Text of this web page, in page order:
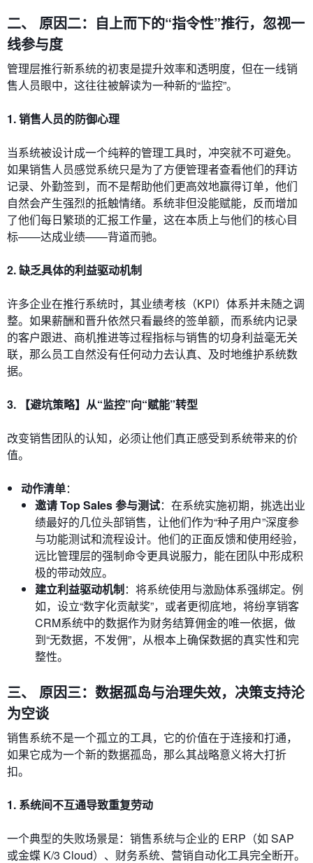
二、 原因二：自上而下的“指令性”推行，忽视一
线参与度
管理层推行新系统的初衷是提升效率和透明度，但在一线销
售人员眼中，这往往被解读为一种新的“监控”。
1. 销售人员的防御心理
当系统被设计成一个纯粹的管理工具时，冲突就不可避免。
如果销售人员感觉系统只是为了方便管理者查看他们的拜访
记录、外勤签到，而不是帮助他们更高效地赢得订单，他们
自然会产生强烈的抵触情绪。系统非但没能赋能，反而增加
了他们每日繁琐的汇报工作量，这在本质上与他们的核心目
标——达成业绩——背道而驰。
2. 缺乏具体的利益驱动机制
许多企业在推行系统时，其业绩考核（KPI）体系并未随之调
整。如果薪酬和晋升依然只看最终的签单额，而系统内记录
的客户跟进、商机推进等过程指标与销售的切身利益毫无关
联，那么员工自然没有任何动力去认真、及时地维护系统数
据。
3. 【避坑策略】从“监控”向“赋能”转型
改变销售团队的认知，必须让他们真正感受到系统带来的价
值。
动作清单：
邀请 Top Sales 参与测试：在系统实施初期，挑选出业
绩最好的几位头部销售，让他们作为“种子用户”深度参
与功能测试和流程设计。他们的正面反馈和使用经验，
远比管理层的强制命令更具说服力，能在团队中形成积
极的带动效应。
建立利益驱动机制：将系统使用与激励体系强绑定。例
如，设立“数字化贡献奖”，或者更彻底地，将纷享销客
CRM系统中的数据作为财务结算佣金的唯一依据，做
到“无数据，不发佣”，从根本上确保数据的真实性和完
整性。
三、 原因三：数据孤岛与治理失效，决策支持沦
为空谈
销售系统不是一个孤立的工具，它的价值在于连接和打通，
如果它成为一个新的数据孤岛，那么其战略意义将大打折
扣。
1. 系统间不互通导致重复劳动
一个典型的失败场景是：销售系统与企业的 ERP（如 SAP
或金蝶 K/3 Cloud）、财务系统、营销自动化工具完全断开。